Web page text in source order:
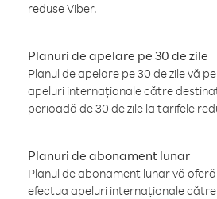
reduse Viber.
Planuri de apelare pe 30 de zile
Planul de apelare pe 30 de zile vă
apeluri internaționale către
perioadă de 30 de zile la tarifele
Planuri de abonament lunar
Planul de abonament lunar vă
efectua apeluri internaționale către